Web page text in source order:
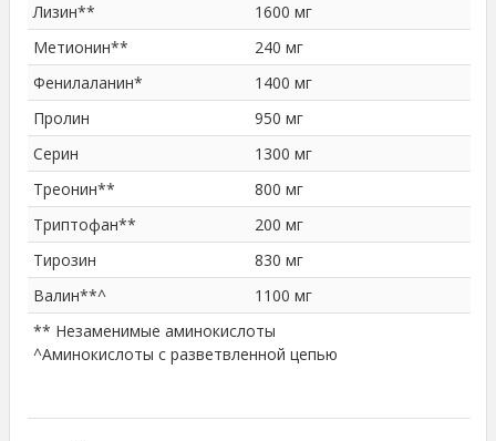
Лизин**
1600 мг
Метионин**
240 мг
Фенилаланин*
1400 мг
Пролин
950 мг
Серин
1300 мг
Треонин**
800 мг
Триптофан**
200 мг
Тирозин
830 мг
Валин**^
1100 мг
** Незаменимые аминокислоты
^Аминокислоты с разветвленной цепью